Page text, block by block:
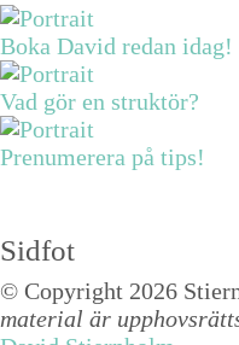
Boka David redan idag!
Vad gör en struktör?
Prenumerera på tips!
Sidfot
© Copyright 2026
material är